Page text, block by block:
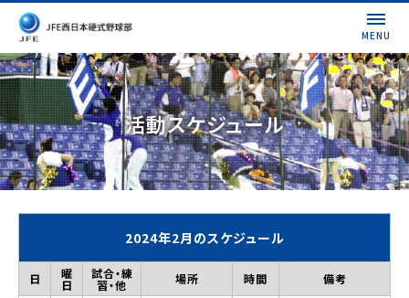
MENU
活動スケジュール
2024年2月のスケジュール
日 曜
日
試合・練
習・他 場所 時間 備考